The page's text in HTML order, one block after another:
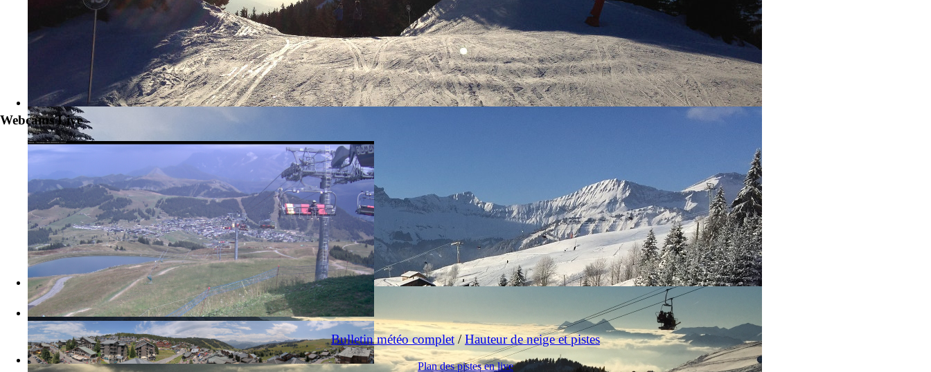
Webcams Live
La station des Saisies et le Mont-Blanc Bulletin météo complet/Hauteur de neige et pistes
Plan des pistes en live